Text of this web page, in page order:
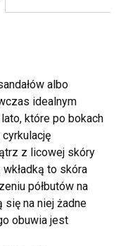
albo
idealnym
które po bokach
z licowej skóry
to skóra
półbutów na
się na niej żadne
obuwia jest